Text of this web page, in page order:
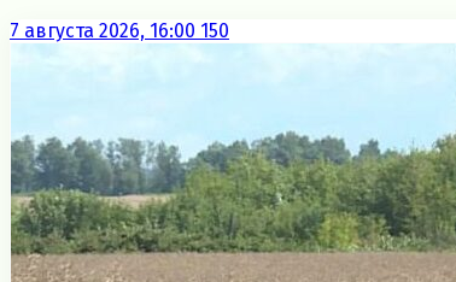
7 августа 2026, 16:00 150